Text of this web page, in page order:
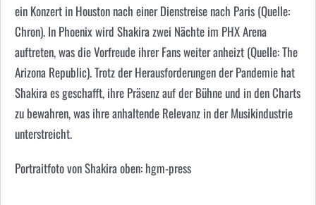
ein Konzert in Houston nach einer Dienstreise nach Paris (Quelle:
Chron). In Phoenix wird Shakira zwei Nächte im PHX Arena
auftreten, was die Vorfreude ihrer Fans weiter anheizt (Quelle: The
Arizona Republic). Trotz der Herausforderungen der Pandemie hat
Shakira es geschafft, ihre Präsenz auf der Bühne und in den Charts
zu bewahren, was ihre anhaltende Relevanz in der Musikindustrie
unterstreicht.
Portraitfoto von Shakira oben: hgm-press